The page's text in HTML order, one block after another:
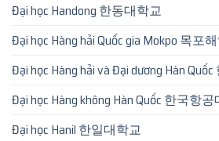
Đại học Handong 한동대학교
Đại học Hàng hải Quốc gia Mokpo 목포
Đại học Hàng hải và Đại dương Hàn
Đại học Hàng không Hàn Quốc 한국항
Đại học Hanil 한일대학교